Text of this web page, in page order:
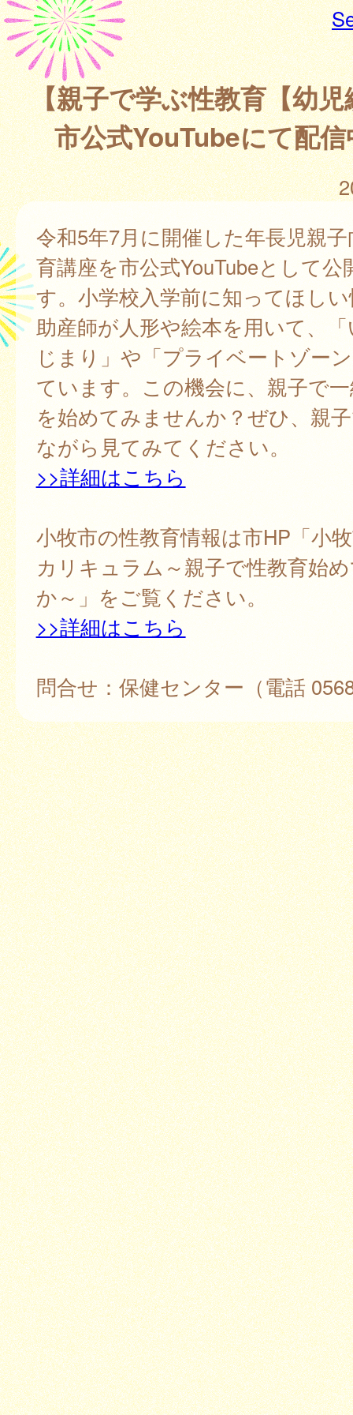
【親子で学ぶ性教育【幼
市公式YouTubeにて配
令和5年7月に開催した年長児親
育講座を市公式YouTubeとして公
す。小学校入学前に知ってほし
助産師が人形や絵本を用いて、
じまり」や「プライベートゾー
ています。この機会に、親子で
を始めてみませんか？ぜひ、親
ながら見てみてください。
>>詳細はこちら
小牧市の性教育情報は市HP「小
カリキュラム～親子で性教育始
か～」をご覧ください。
>>詳細はこちら
問合せ：保健センター（電話